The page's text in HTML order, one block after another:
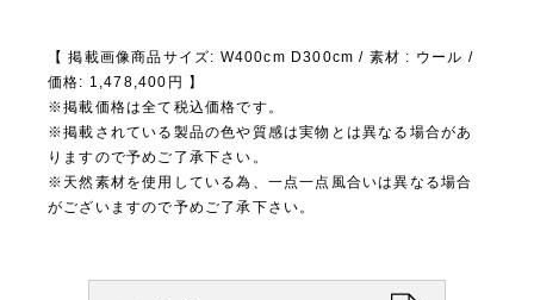
【 掲載画像商品サイズ: W400cm D300cm / 素材 : ウール /
価格: 1,478,400円 】
※掲載価格は全て税込価格です。
※掲載されている製品の色や質感は実物とは異なる場合があ
りますので予めご了承下さい。
※天然素材を使用している為、一点一点風合いは異なる場合
がございますので予めご了承下さい。